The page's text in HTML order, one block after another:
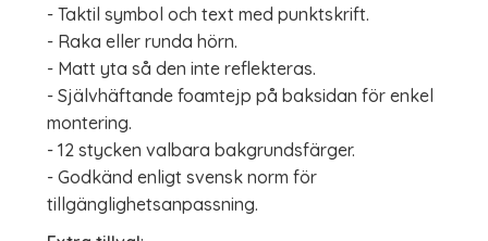
- Taktil symbol och text med punktskrift.
- Raka eller runda hörn.
- Matt yta så den inte reflekteras.
- Självhäftande foamtejp på baksidan för enkel
montering.
- 12 stycken valbara bakgrundsfärger.
- Godkänd enligt svensk norm för
tillgänglighetsanpassning.